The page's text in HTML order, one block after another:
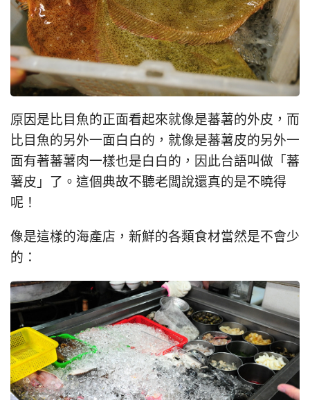
原因是比目魚的正面看起來就像是蕃薯的外皮，而
比目魚的另外一面白白的，就像是蕃薯皮的另外一
面有著蕃薯肉一樣也是白白的，因此台語叫做「蕃
薯皮」了。這個典故不聽老闆說還真的是不曉得
呢！
像是這樣的海產店，新鮮的各類食材當然是不會少
的：